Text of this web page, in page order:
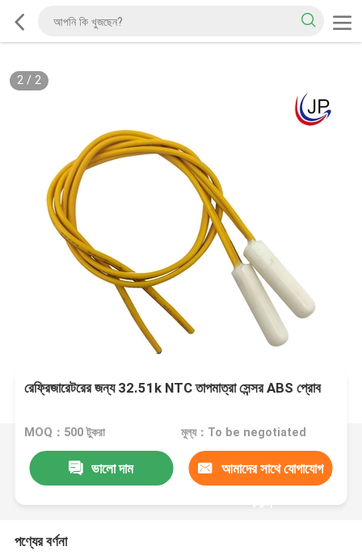
2/ 2
রেফ্রিজারেটরের জন্য 32.51k NTC তাপমাত্রা সেন্সর ABS প্রোব
MOQ：500 টুকরা মূল্য：To be negotiated
ভালো দাম আমাদের সাথে যোগাযোগ
করুন
পণ্যের বর্ণনা